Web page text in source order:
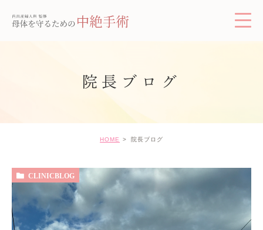
院長ブログ
HOME 院長ブログ
CLINICBLOG